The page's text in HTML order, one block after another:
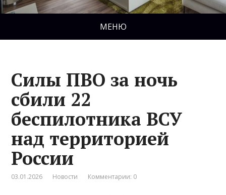
МЕНЮ
Силы ПВО за ночь
сбили 22
беспилотника ВСУ
над территорией
России
03.01.2026 Новости Комментарии: 0